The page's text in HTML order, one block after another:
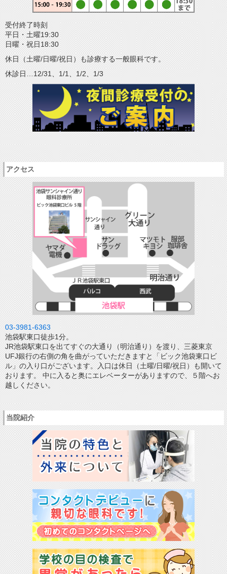
受付終了時刻
平日・土曜19:30
日曜・祝日18:30
休日（土曜/日曜/祝日）も診療する一般眼科です。
休診日…12/31、1/1、1/2、1/3
アクセス
03-3981-6363
池袋駅東口徒歩1分。
JR池袋駅東口を出てすぐの大通り（明治通り）を渡り、三菱東京
UFJ銀行の右側の角を曲がっていただきますと「ビック池袋東口ビ
ル」の入り口がございます。入口は休日（土曜/日曜/祝日）も開いて
おります。 中に入ると奥にエレベーターがありますので、５階へお
越しください。
当院紹介